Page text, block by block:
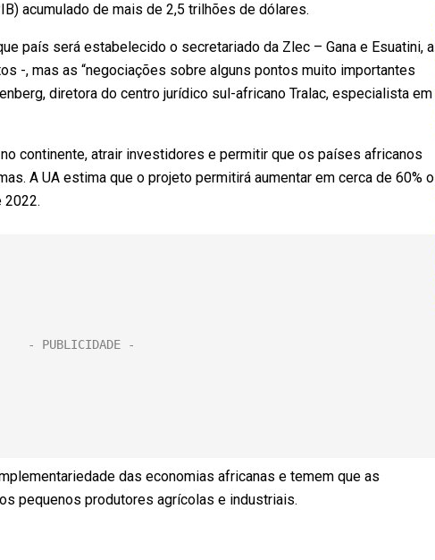
acumulado de mais de 2,5 trilhões de dólares.
país será estabelecido o secretariado da Zlec – Gana e Esuatini, a
-, mas as “negociações sobre alguns pontos muito importantes
diretora do centro jurídico sul-africano Tralac, especialista em
continente, atrair investidores e permitir que os países africanos
A UA estima que o projeto permitirá aumentar em cerca de 60% o
2022.
das economias africanas e temem que as
pequenos produtores agrícolas e industriais.